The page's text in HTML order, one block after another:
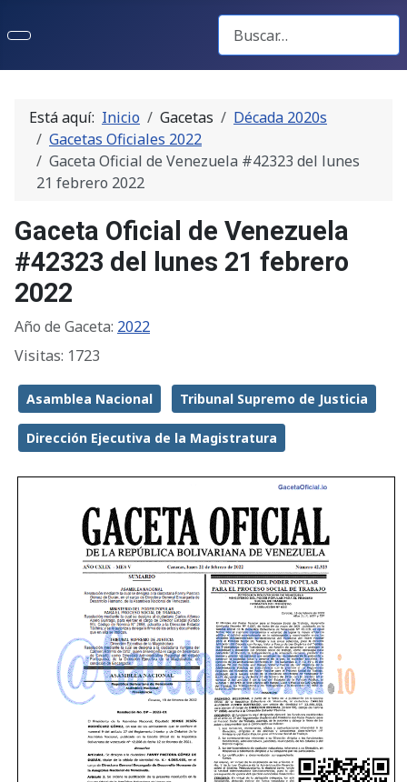
Buscar Gacetas
Está aquí: Inicio Gacetas
Década 2020s
Gacetas Oficiales 2022
Gaceta Oficial de Venezuela #42323 del lunes
21 febrero 2022
Gaceta Oficial de Venezuela
#42323 del lunes 21 febrero
2022
Año de Gaceta: 2022
Visitas: 1723
Asamblea Nacional Tribunal Supremo de Justicia
Dirección Ejecutiva de la Magistratura